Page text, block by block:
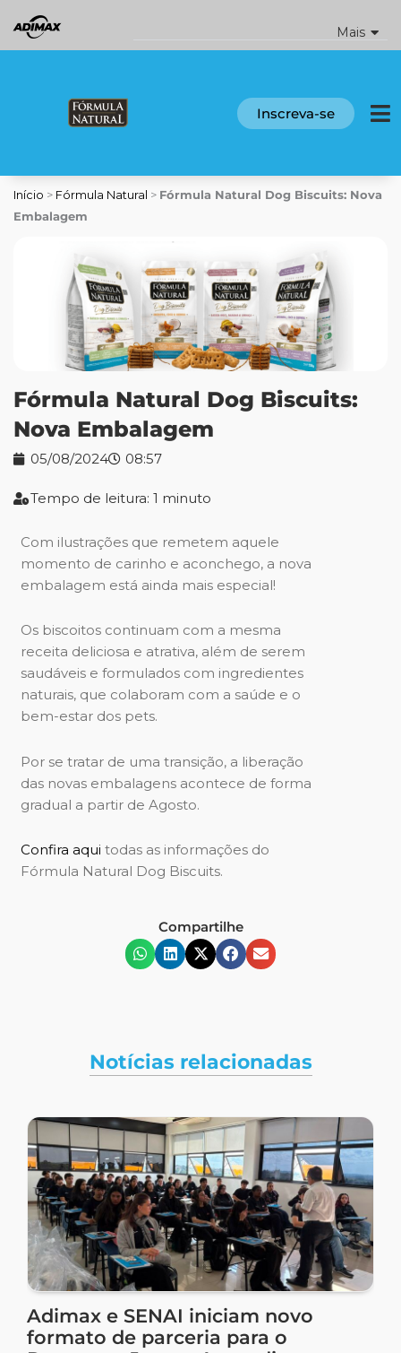
para
o
Mais
Inscreva-se
Início > Fórmula Natural > Fórmula Natural Dog Biscuits: Nova
Embalagem
Fórmula Natural Dog Biscuits:
Nova Embalagem
05/08/2024 08:57
Tempo de leitura: 1 minuto
Com ilustrações que remetem aquele
momento de carinho e aconchego, a nova
embalagem está ainda mais especial!
Os biscoitos continuam com a mesma
receita deliciosa e atrativa, além de serem
saudáveis e formulados com ingredientes
naturais, que colaboram com a saúde e o
bem-estar dos pets.
Por se tratar de uma transição, a liberação
das novas embalagens acontece de forma
gradual a partir de Agosto.
Confira aqui todas as informações do
Fórmula Natural Dog Biscuits.
Compartilhe
Notícias relacionadas
Adimax e SENAI iniciam novo
formato de parceria para o